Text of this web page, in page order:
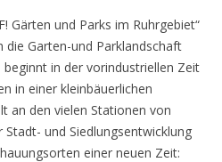
Gärten und Parks im Ruhrgebiet“
die Garten-und Parklandschaft
in der vorindustriellen Zeit
in einer kleinbäuerlichen
an den vielen Stationen von
Stadt- und Siedlungsentwicklung
einer neuen Zeit: